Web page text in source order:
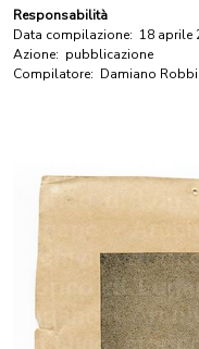
Responsabilità
Data compilazione: 18 aprile
Azione: pubblicazione
Compilatore: Damiano